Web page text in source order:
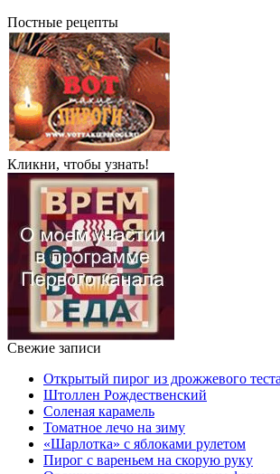
Постные рецепты
Кликни, чтобы узнать!
Свежие записи
Открытый пирог из дрожжевого
Штоллен Рождественский
Соленая карамель
Томатное лечо на зиму
«Шарлотка» с яблоками рулетом
Пирог с вареньем на скорую руку